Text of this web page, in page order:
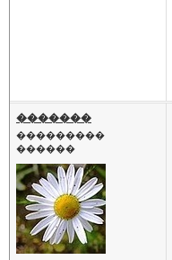
�������
���������
������